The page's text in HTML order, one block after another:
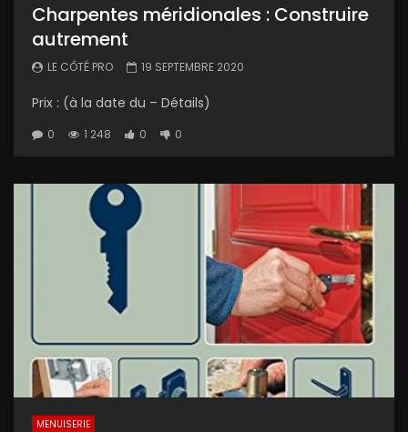
Charpentes méridionales : Construire
autrement
LE CÔTÉ PRO 19 SEPTEMBRE 2020
Prix : (à la date du – Détails)
0 1 248 0 0
MENUISERIE